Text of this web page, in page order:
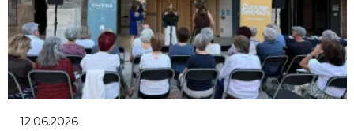
12.06.2026